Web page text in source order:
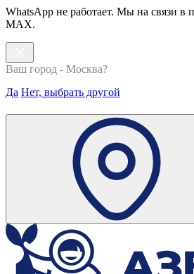
WhatsApp не работает. Мы на связи в
MAX.
Ваш город - Москва?
Да Нет, выбрать другой